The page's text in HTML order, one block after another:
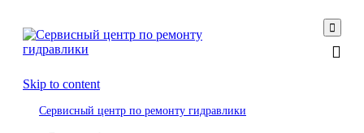

Skip to content
Сервисный центр по ремонту гидравлики